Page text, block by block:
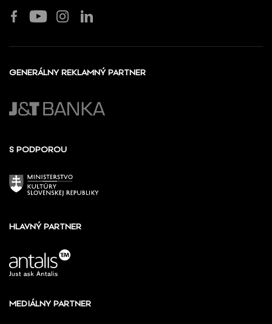
GENERÁLNY REKLAMNÝ PARTNER
S PODPOROU
HLAVNÝ PARTNER
MEDIÁLNY PARTNER